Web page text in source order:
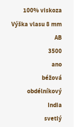
100% viskoza
Výška vlasu 8 mm
AB
3500
ano
béžová
obdélníkový
India
svetlý